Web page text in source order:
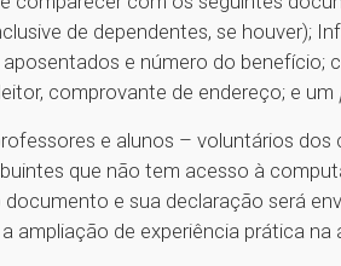
de dependentes, se houver);
e número do benefício;
comprovante de endereço; e um
e alunos – voluntários
que não tem acesso à
e sua declaração será
ampliação de experiência prática na